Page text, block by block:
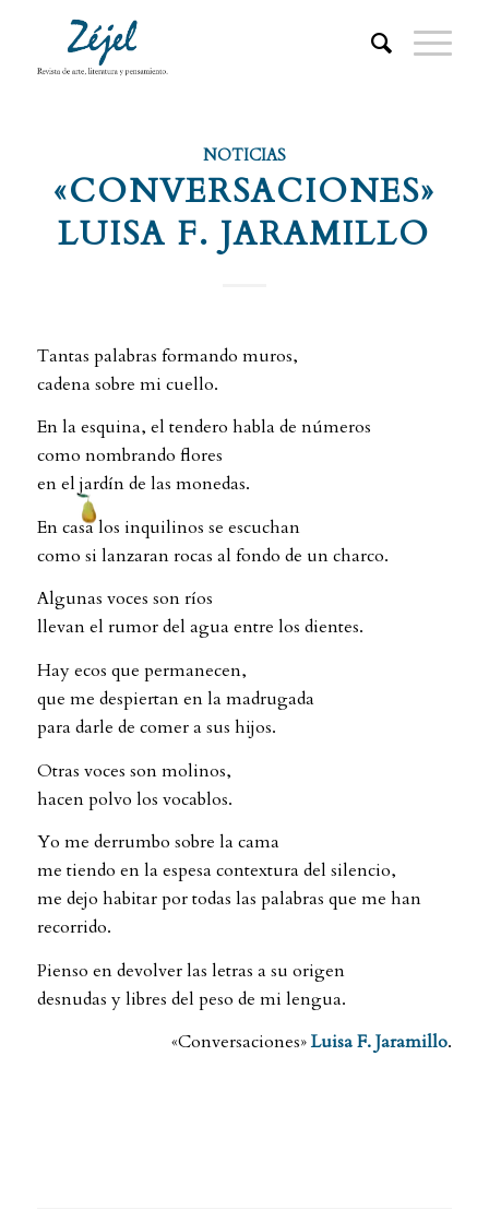
NOTICIAS
«CONVERSACIONES»
LUISA F. JARAMILLO
Tantas palabras formando muros,
cadena sobre mi cuello.
En la esquina, el tendero habla de números
como nombrando flores
en el jardín de las monedas.
En casa los inquilinos se escuchan
como si lanzaran rocas al fondo de un charco.
Algunas voces son ríos
llevan el rumor del agua entre los dientes.
Hay ecos que permanecen,
que me despiertan en la madrugada
para darle de comer a sus hijos.
Otras voces son molinos,
hacen polvo los vocablos.
Yo me derrumbo sobre la cama
me tiendo en la espesa contextura del silencio,
me dejo habitar por todas las palabras que me han
recorrido.
Pienso en devolver las letras a su origen
desnudas y libres del peso de mi lengua.
«Conversaciones»Luisa F. Jaramillo.